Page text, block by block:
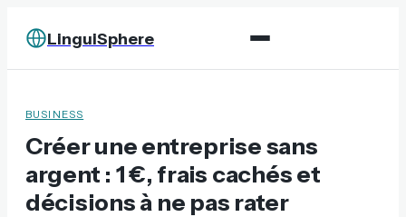
LinguiSphere
BUSINESS
Créer une entreprise sans
argent : 1 €, frais cachés et
décisions à ne pas rater